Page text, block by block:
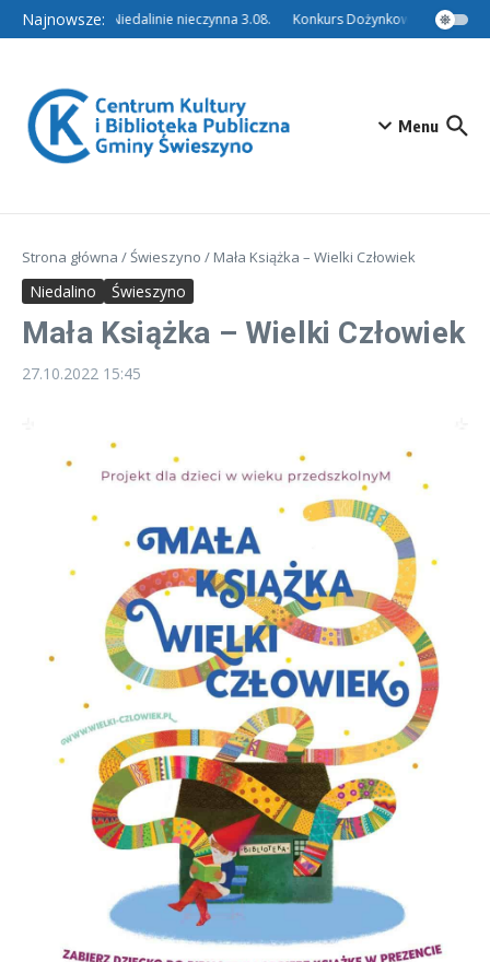
Przejdź do treści
Najnowsze:Filia w Niedalinie nieczynna 3.08. Konkurs Dożynkowy –
Menu
Strona główna /Świeszyno / Mała Książka – Wielki Człowiek
Niedalino Świeszyno
Mała Książka – Wielki Człowiek
27.10.2022 15:45